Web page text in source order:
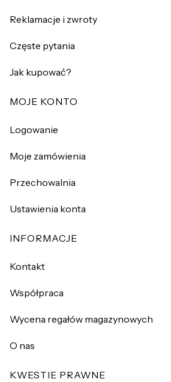
Reklamacje i zwroty
Częste pytania
Jak kupować?
MOJE KONTO
Logowanie
Moje zamówienia
Przechowalnia
Ustawienia konta
INFORMACJE
Kontakt
Współpraca
Wycena regałów magazynowych
O nas
KWESTIE PRAWNE